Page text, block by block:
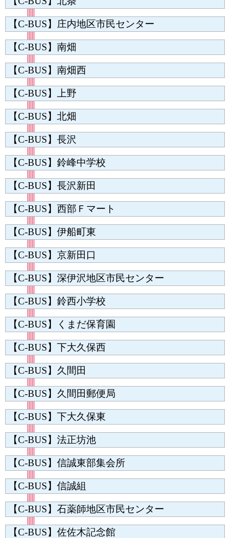
【C-BUS】庄内地区市民センター
【C-BUS】南畑
【C-BUS】南畑西
【C-BUS】上野
【C-BUS】北畑
【C-BUS】長沢
【C-BUS】鈴峰中学校
【C-BUS】長沢新田
【C-BUS】西部Ｆマート
【C-BUS】伊船町東
【C-BUS】京新田口
【C-BUS】深伊沢地区市民センター
【C-BUS】鈴西小学校
【C-BUS】くまだ保育園
【C-BUS】下大久保西
【C-BUS】久間田
【C-BUS】久間田郵便局
【C-BUS】下大久保東
【C-BUS】法正坊池
【C-BUS】信誠東部集会所
【C-BUS】信誠組
【C-BUS】石薬師地区市民センター
【C-BUS】佐佐木記念館